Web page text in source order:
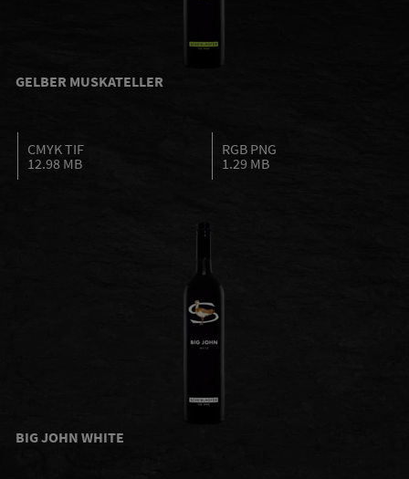
GELBER MUSKATELLER
CMYK TIF
12.98 MB
RGB PNG
1.29 MB
BIG JOHN WHITE